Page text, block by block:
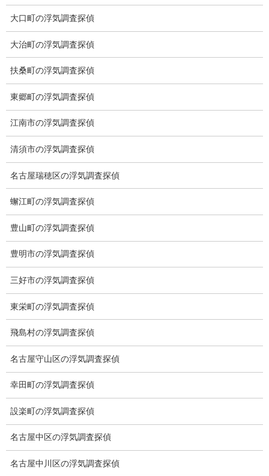
※弊社から24時間以内に返信が無い場合、再度LINE又はお電話を
お願いいたします。
カテゴリー
ブログ (496)
お知らせ (1)
メニュー
トップ
ワンストップサービス
アフターフォロー
ミライリサーチのお約束
当社のこだわり
契約後の安心と信頼
顧問弁護士のご案内
委任契約
大口町の浮気調査探偵
大治町の浮気調査探偵
扶桑町の浮気調査探偵
東郷町の浮気調査探偵
江南市の浮気調査探偵
清須市の浮気調査探偵
名古屋瑞穂区の浮気調査探偵
蠏江町の浮気調査探偵
豊山町の浮気調査探偵
豊明市の浮気調査探偵
三好市の浮気調査探偵
東栄町の浮気調査探偵
飛島村の浮気調査探偵
名古屋守山区の浮気調査探偵
幸田町の浮気調査探偵
設楽町の浮気調査探偵
名古屋中区の浮気調査探偵
名古屋中川区の浮気調査探偵